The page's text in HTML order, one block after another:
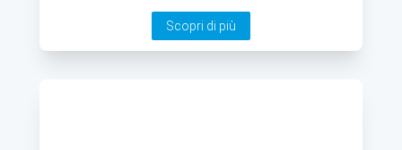
comune pillola contraccettiva? Ce ne parla in
questo articolo il Dott. Stefano Fracchioli, esperto
Scopri di più